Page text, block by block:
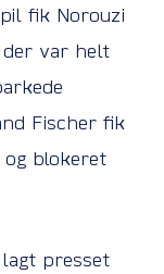
fik Norouzi
var helt
Fischer fik
blokeret
lagt presset